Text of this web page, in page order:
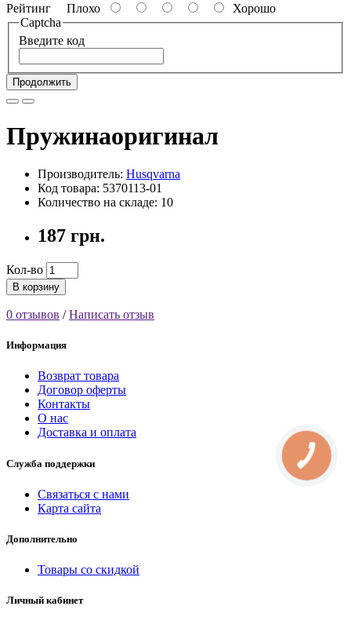
Рейтинг Плохо
Хорошо
Captcha
Введите код
Продолжить
Пружинаоригинал
Производитель: Husqvarna
Код товара: 5370113-01
Количество на складе: 10
187 грн.
Кол-во
В корзину
0 отзывов /Написать отзыв
Информация
Возврат товара
Договор оферты
Контакты
О нас
Доставка и оплата
Служба поддержки
Связаться с нами
Карта сайта
Дополнительно
Товары со скидкой
Личный кабинет